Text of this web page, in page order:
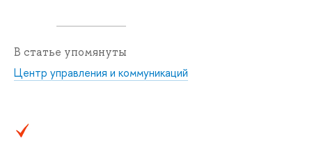
В статье упомянуты
Центр управления и коммуникаций